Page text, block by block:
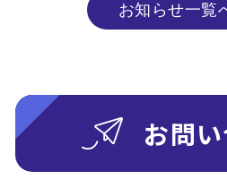
お知らせ一覧
お問